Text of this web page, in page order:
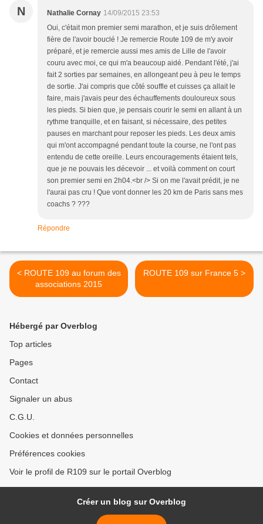
N Nathalie Cornay 14/09/2015 23:53
Oui, c'était mon premier semi marathon, et je suis drôlement
fière de l'avoir bouclé ! Je remercie Route 109 de m'y avoir
préparé, et je remercie aussi mes amis de Lille de l'avoir
couru avec moi, ce qui m'a beaucoup aidé. Pendant l'été, j'ai
fait 2 sorties par semaines, en allongeant peu à peu le temps
de sortie. J'ai compris que côté souffle et cuisses ça allait le
faire, mais j'avais peur des échauffements douloureux sous
les pieds. Si bien que, je pensais courir le semi en allant à un
rythme tranquille, et en faisant, si nécessaire, des petites
pauses en marchant pour reposer les pieds. Les deux amis
qui m'ont accompagné pendant toute la course, ne l'ont pas
entendu de cette oreille. Leurs encouragements étaient tels,
que je ne pouvais les décevoir ... et voilà comment on court
son premier semi en 2h04.<br /> Si on me l'avait prédit, je ne
l'aurai pas cru ! Que vont donner les 20 km de Paris sans mes
coachs ? ???
Répondre
< ROUTE 109 au forum des
associations 2015
ROUTE 109 sur France 5 >
Hébergé par Overblog
Top articles
Pages
Contact
Signaler un abus
C.G.U.
Cookies et données personnelles
Préférences cookies
Voir le profil de R109 sur le portail Overblog
Créer un blog sur Overblog